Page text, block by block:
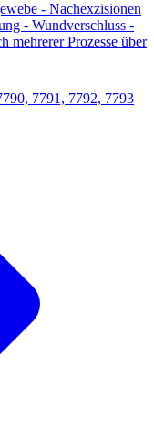
- Nachexzisionen
- Wundverschluss -
mehrerer Prozesse über
7791, 7792, 7793